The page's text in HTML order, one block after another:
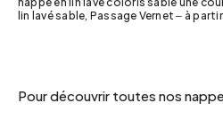
lin lavé sable, Passage Vernet – à
Pour découvrir toutes nos